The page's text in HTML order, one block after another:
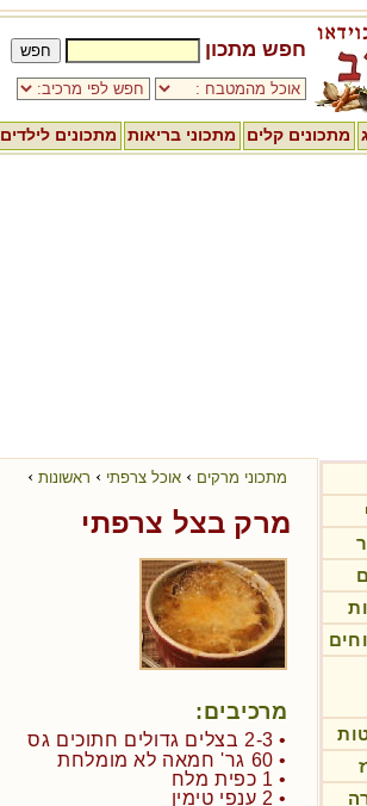
חפש מתכון
מתכונים קלים מתכוני בריאות מתכונים לילדים
מתכוני מרקים › אוכל צרפתי › ראשונות ›
מרק בצל צרפתי
מרכיבים:
• 2-3 בצלים גדולים חתוכים גס
• 60 גר' חמאה לא מומלחת
• 1 כפית מלח
• 2 ענפי טימין